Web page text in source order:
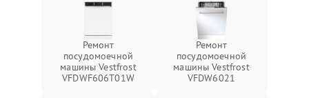
Ремонт
посудомоечной
машины Vestfrost
VFDWF606T01W
Ремонт
посудомоечной
машины Vestfrost
VFDW6021